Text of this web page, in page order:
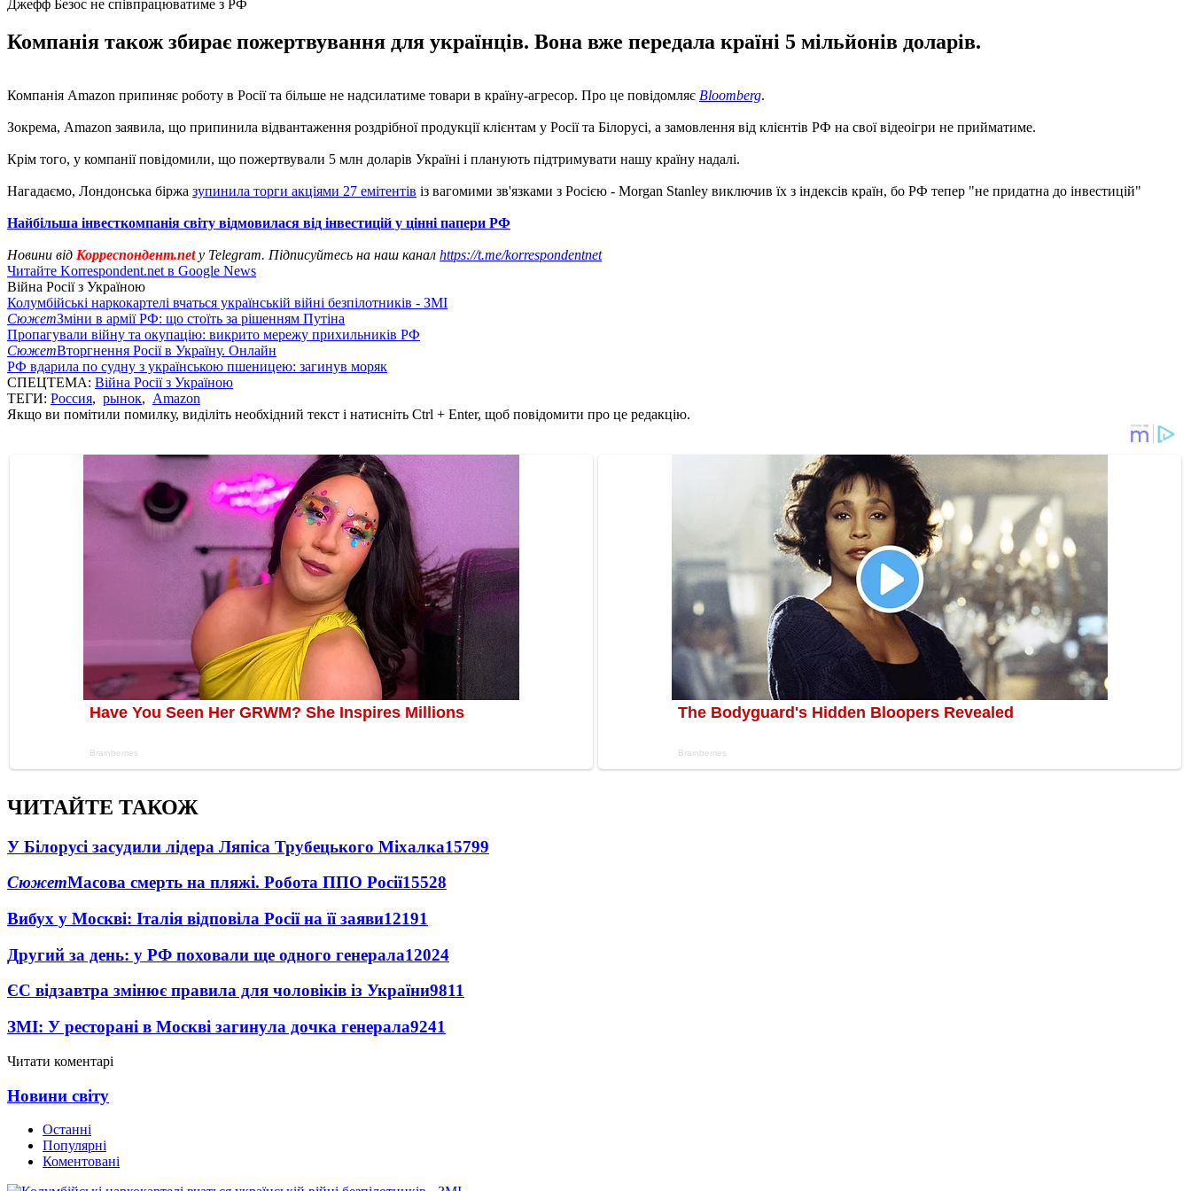
Джефф Безос не співпрацюватиме з РФ
Компанія також збирає пожертвування для українців. Вона вже передала країні 5 мільйонів доларів.
Компанія Amazon припиняє роботу в Росії та більше не надсилатиме товари в країну-агресор. Про це повідомляє Bloomberg.
Зокрема, Amazon заявила, що припинила відвантаження роздрібної продукції клієнтам у Росії та Білорусі, а замовлення від клієнтів РФ на свої відеоігри не прийматиме.
Крім того, у компанії повідомили, що пожертвували 5 млн доларів Україні і планують підтримувати нашу країну надалі.
Нагадаємо, Лондонська біржа зупинила торги акціями 27 емітентів із вагомими зв'язками з Росією - Morgan Stanley виключив їх з індексів країн, бо РФ тепер "не придатна до інвестицій"
Найбільша інвесткомпанія світу відмовилася від інвестицій у цінні папери РФ
Новини від Корреспондент.netу Telegram. Підписуйтесь на наш канал https://t.me/korrespondentnet
Читайте Korrespondent.net в Google News
Війна Росії з Україною
Колумбійські наркокартелі вчаться українській війні безпілотників - ЗМІ
СюжетЗміни в армії РФ: що стоїть за рішенням Путіна
Пропагували війну та окупацію: викрито мережу прихильників РФ
СюжетВторгнення Росії в Україну. Онлайн
РФ вдарила по судну з українською пшеницею: загинув моряк
СПЕЦТЕМА: Війна Росії з Україною
ТЕГИ: Россия, рынок, Amazon
Якщо ви помітили помилку, виділіть необхідний текст і натисніть Ctrl + Enter, щоб повідомити про це редакцію.
ЧИТАЙТЕ ТАКОЖ
У Білорусі засудили лідера Ляпіса Трубецького Міхалка15799
СюжетМасова смерть на пляжі. Робота ППО Росії15528
Вибух у Москві: Італія відповіла Росії на її заяви12191
Другий за день: у РФ поховали ще одного генерала12024
ЄС відзавтра змінює правила для чоловіків із України9811
ЗМІ: У ресторані в Москві загинула дочка генерала9241
Читати коментарі
Новини світу
Останні
Популярні
Коментовані